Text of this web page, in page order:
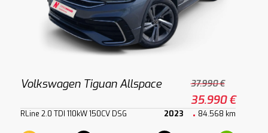
Volkswagen Tiguan Allspace 37.990 €
35.990 €
RLine 2.0 TDI 110kW 150CV DSG 2023 84.568 km